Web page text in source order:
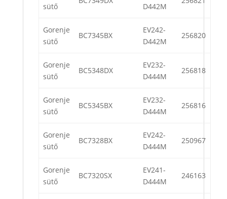
sütő
D442M
Gorenje
sütő
BC7345BX
EV242-
D442M
256820
Gorenje
sütő
BC5348DX
EV232-
D444M
256818
Gorenje
sütő
BC5345BX
EV232-
D444M
256816
Gorenje
sütő
BC7328BX
EV242-
D444M
250967
Gorenje
sütő
BC7320SX
EV241-
D444M
246163